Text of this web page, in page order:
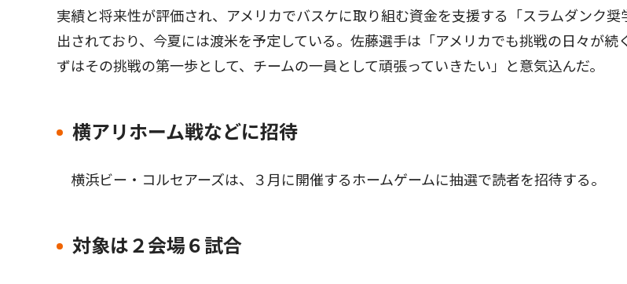
実績と将来性が評価され、アメリカでバスケに取り組む資金を支援する「スラムダンク奨
出されており、今夏には渡米を予定している。佐藤選手は「アメリカでも挑戦の日々が続
ずはその挑戦の第一歩として、チームの一員として頑張っていきたい」と意気込んだ。
横アリホーム戦などに招待
横浜ビー・コルセアーズは、３月に開催するホームゲームに抽選で読者を招待する。
対象は２会場６試合